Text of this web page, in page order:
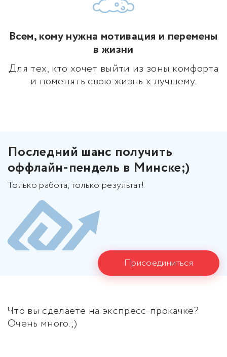
Всем, кому нужна мотивация и перемены
в жизни
Для тех, кто хочет выйти из зоны комфорта
и поменять свою жизнь к лучшему.
Последний шанс получить
оффлайн-пендель в Минске;)
Только работа, только результат!
Присоединиться
Что вы сделаете на экспресс-прокачке?
Очень много.;)